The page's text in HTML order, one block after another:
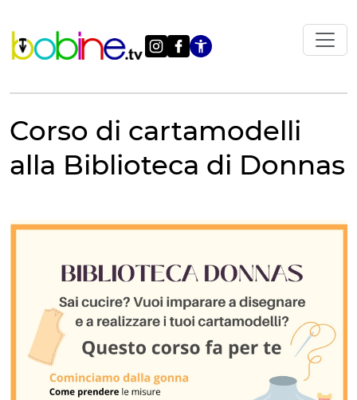
contenuto
Apri le
Corso di cartamodelli
alla Biblioteca di Donnas